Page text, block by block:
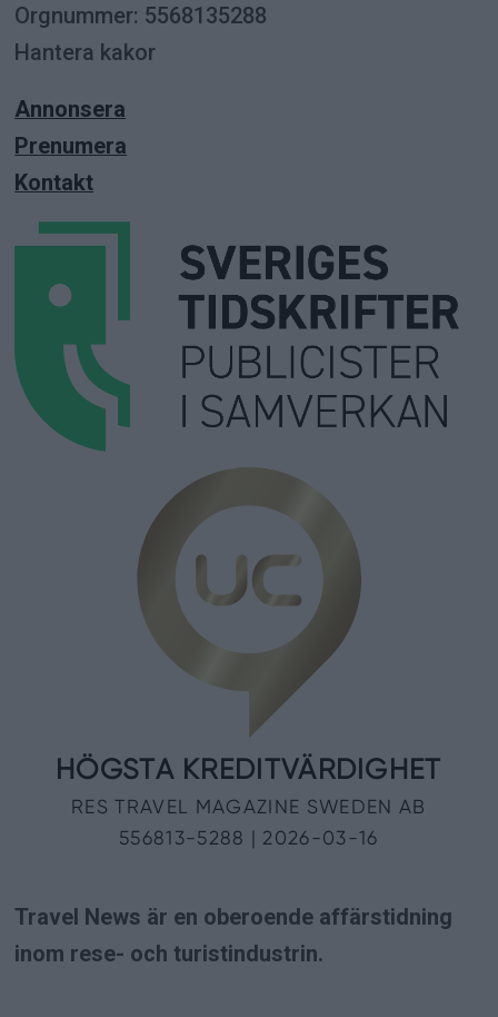
Orgnummer: 5568135288
Hantera kakor
Annonsera
Prenumera
Kontakt
Travel News är en oberoende affärstidning
inom rese- och turistindustrin.